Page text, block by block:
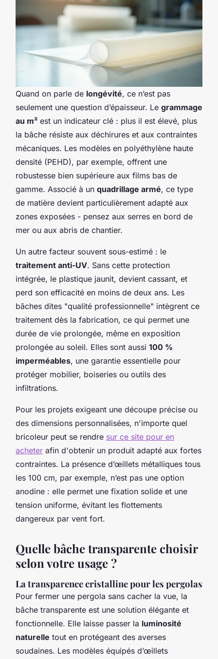
Quand on parle de longévité, ce n’est pas
seulement une question d’épaisseur. Le grammage
au m² est un indicateur clé : plus il est élevé, plus
la bâche résiste aux déchirures et aux contraintes
mécaniques. Les modèles en polyéthylène haute
densité (PEHD), par exemple, offrent une
robustesse bien supérieure aux films bas de
gamme. Associé à un quadrillage armé, ce type
de matière devient particulièrement adapté aux
zones exposées - pensez aux serres en bord de
mer ou aux abris de chantier.
Un autre facteur souvent sous-estimé : le
traitement anti-UV. Sans cette protection
intégrée, le plastique jaunit, devient cassant, et
perd son efficacité en moins de deux ans. Les
bâches dites "qualité professionnelle" intègrent ce
traitement dès la fabrication, ce qui permet une
durée de vie prolongée, même en exposition
prolongée au soleil. Elles sont aussi 100 %
imperméables, une garantie essentielle pour
protéger mobilier, boiseries ou outils des
infiltrations.
Pour les projets exigeant une découpe précise ou
des dimensions personnalisées, n'importe quel
bricoleur peut se rendre sur ce site pour en
acheter afin d'obtenir un produit adapté aux fortes
contraintes. La présence d’œillets métalliques tous
les 100 cm, par exemple, n’est pas une option
anodine : elle permet une fixation solide et une
tension uniforme, évitant les flottements
dangereux par vent fort.
Quelle bâche transparente choisir
selon votre usage ?
La transparence cristalline pour les pergolas
Pour fermer une pergola sans cacher la vue, la
bâche transparente est une solution élégante et
fonctionnelle. Elle laisse passer la luminosité
naturelle tout en protégeant des averses
soudaines. Les modèles équipés d’œillets